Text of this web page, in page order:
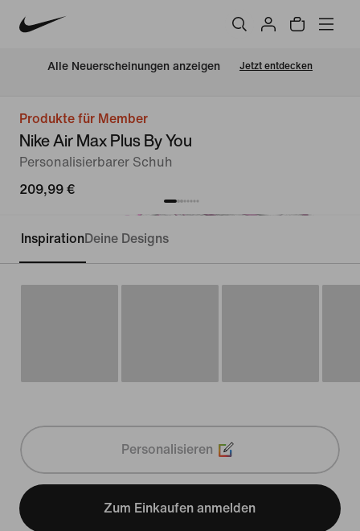
Alle Neuerscheinungen anzeigen Jetzt entdecken
Produkte für Member
Nike Air Max Plus By You
Personalisierbarer Schuh
209,99 €
Personalisieren
InspirationDeine Designs
Personalisieren
Zum Einkaufen anmelden